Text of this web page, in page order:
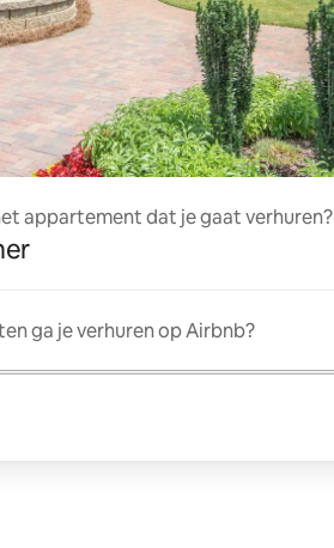
appartement dat je gaat verhuren?
ga je verhuren op Airbnb?